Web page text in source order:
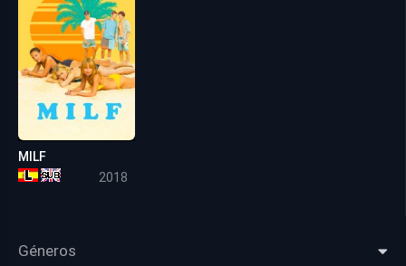
MILF
2018
Géneros